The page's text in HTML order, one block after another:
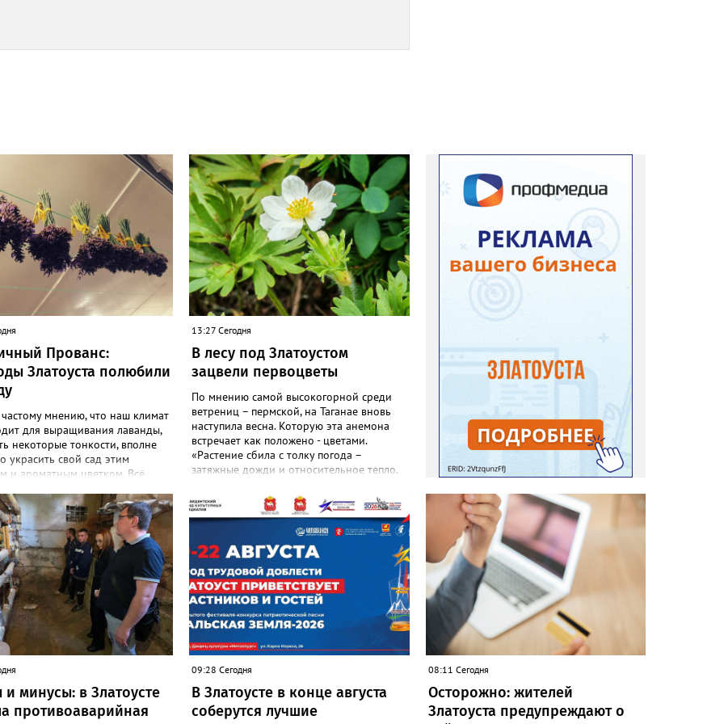
Прованс:
Златоуста полюбили
мнению, что наш климат
для выращивания лаванды,
некоторые тонкости, вполне
украсить свой сад этим
и ароматным цветком. Всё
лаванду за её особую эстетику
запах. «Златоуст.инфо» узнал
опыте местных дачниц. «Я
лаванду нежно-сиреневого
цвета из семян (на фото), -
«Златоуст.инфо» хозяйка
дома Екатерина Бойко. –
вдоль забора, потому что
цветок не любит. Вот уже
растет и радует меня. Соседи
аромат и до них
– получаются букеты и саше
Лаванда широко
и в кулинарии». Семена,
собеседница нашего портала, у
13:27 Сегодня
В лесу под Златоустом
зацвели первоцветы
По мнению самой высокогорной среди
ветрениц – пермской, на Таганае вновь
наступила весна. Которую эта анемона
встречает как положено - цветами.
«Растение сбила с толку погода –
затяжные дожди и относительное тепло.
на этот стресс», - объяснили в
национальном парке. Там также
добавили: хотя нежные белые цветы и
украшают по-летнему зелёный лес, самой
ветренице такой «рецидив» пользы не
приносит, а наоборот, забирает силы
перед долгой зимовкой.
минусы: в Златоусте
противоаварийная
09:28 Сегодня
В Златоусте в конце августа
соберутся лучшие
08:11 Сегодня
Осторожно: жителей
Златоуста предупреждают о